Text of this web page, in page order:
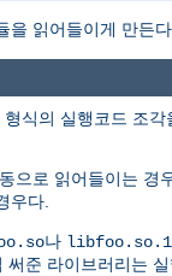
을 읽어들이게 만든다.
식의 실행코드 조
으로 읽어들이는 경
우다.
나
준 라이브러리는